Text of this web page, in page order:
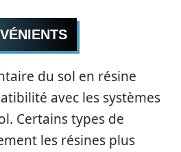
du sol en résine
avec les systèmes
Certains types de
les résines plus